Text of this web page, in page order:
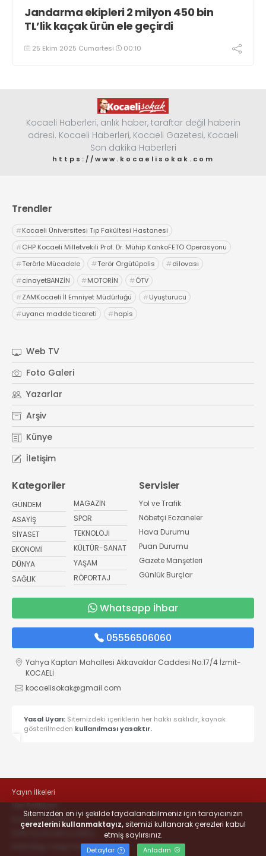
Jandarma ekipleri 2 milyon 450 bin
TL’lik kaçak ürün ele geçirdi
25 Ekim 2025 Cumartesi 00:10
Kocaeli Haberleri, anlık haber, taraftar değil haberin
adresi. Kocaeli Haberleri, Kocaeli Gazetesi, Kocaeli
Son dakika Haberleri
https://www.kocaelisokak.com
Trendler
#Kocaeli Üniversitesi Tıp Fakültesi Hastanesi
#CHP Kocaeli Milletvekili Prof. Dr. Mühip KankoFETÖ Operasyonu
#Terörle Mücadele #Terör Örgütüpolis #dilovası
#cinayetBANZİN #MOTORİN #ÖTV
#ZAMKocaeli İl Emniyet Müdürlüğü #Uyuşturucu
#uyarıcı madde ticareti #hapis
Web TV
Foto Galeri
Yazarlar
Arşiv
Künye
İletişim
Kategoriler
GÜNDEM
ASAYİŞ
SİYASET
EKONOMİ
DÜNYA
SAĞLIK
MAGAZİN
SPOR
TEKNOLOJİ
KÜLTÜR-SANAT
YAŞAM
RÖPORTAJ
Servisler
Yol ve Trafik
Nöbetçi Eczaneler
Hava Durumu
Puan Durumu
Gazete Manşetleri
Günlük Burçlar
Whatsapp İhbar
05556506060
Yahya Kaptan Mahallesi Akkavaklar Caddesi No:17/4 İzmit-
KOCAELİ
kocaelisokak@gmail.com
Yasal Uyarı: Sitemizdeki içeriklerin her hakkı saklıdır, kaynak
gösterilmeden kullanılması yasaktır.
Yayın İlkeleri
Veri Politikası
Kullanım Şartları
KVKK Bilgi Talep Formu
Sitemizden en iyi şekilde faydalanabilmeniz için tarayıcınızın
çerezlerini kullanmaktayız,sitemizi kullanarak çerezleri kabul
etmiş saylırsınız.
Detaylar Anladım